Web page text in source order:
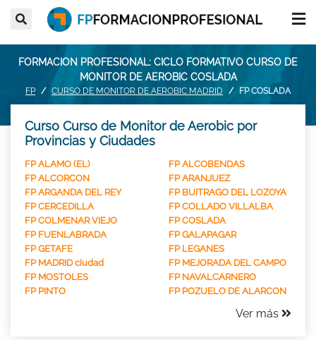
FORMACION PROFESIONAL: CICLO FORMATIVO CURSO DE
MONITOR DE AEROBIC COSLADA
FP CURSO DE MONITOR DE AEROBIC MADRID FP COSLADA
Curso Curso de Monitor de Aerobic por
Provincias y Ciudades
FP ALAMO (EL)
FP ALCOBENDAS
FP ALCORCON
FP ARANJUEZ
FP ARGANDA DEL REY
FP BUITRAGO DEL LOZOYA
FP CERCEDILLA
FP COLLADO VILLALBA
FP COLMENAR VIEJO
FP COSLADA
FP FUENLABRADA
FP GALAPAGAR
FP GETAFE
FP LEGANES
FP MADRID ciudad
FP MEJORADA DEL CAMPO
FP MOSTOLES
FP NAVALCARNERO
FP PINTO
FP POZUELO DE ALARCON
Ver más